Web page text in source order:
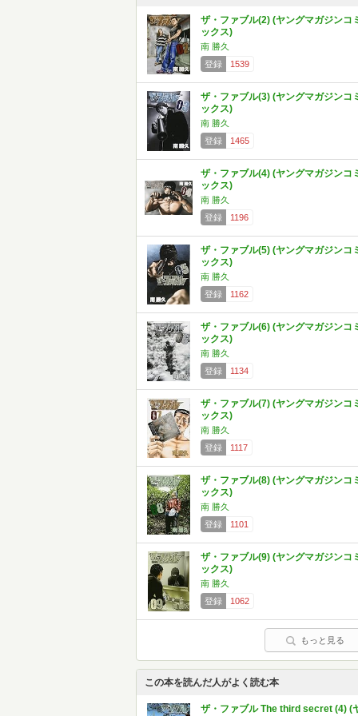
ザ・ファブル(2) (ヤングマガジンコ
ックス)
南 勝久
登録
1539
ザ・ファブル(3) (ヤングマガジンコ
ックス)
南 勝久
登録
1465
ザ・ファブル(4) (ヤングマガジンコ
ックス)
南 勝久
登録
1196
ザ・ファブル(5) (ヤングマガジンコ
ックス)
南 勝久
登録
1162
ザ・ファブル(6) (ヤングマガジンコ
ックス)
南 勝久
登録
1134
ザ・ファブル(7) (ヤングマガジンコ
ックス)
南 勝久
登録
1117
ザ・ファブル(8) (ヤングマガジンコ
ックス)
南 勝久
登録
1101
ザ・ファブル(9) (ヤングマガジンコ
ックス)
南 勝久
登録
1062
もっと見る
この本を読んだ人がよく読む本
ザ・ファブル The third secret (4) (